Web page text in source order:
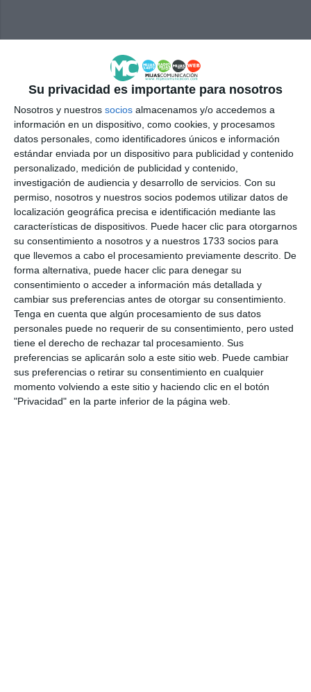
Su privacidad es importante para nosotros
Nosotros y nuestros socios almacenamos y/o accedemos a
información en un dispositivo, como cookies, y procesamos
datos personales, como identificadores únicos e información
estándar enviada por un dispositivo para publicidad y contenido
personalizado, medición de publicidad y contenido,
investigación de audiencia y desarrollo de servicios. Con su
permiso, nosotros y nuestros socios podemos utilizar datos de
localización geográfica precisa e identificación mediante las
características de dispositivos. Puede hacer clic para otorgarnos
su consentimiento a nosotros y a nuestros 1733 socios para
que llevemos a cabo el procesamiento previamente descrito. De
forma alternativa, puede hacer clic para denegar su
consentimiento o acceder a información más detallada y
cambiar sus preferencias antes de otorgar su consentimiento.
Tenga en cuenta que algún procesamiento de sus datos
personales puede no requerir de su consentimiento, pero usted
tiene el derecho de rechazar tal procesamiento. Sus
preferencias se aplicarán solo a este sitio web. Puede cambiar
sus preferencias o retirar su consentimiento en cualquier
momento volviendo a este sitio y haciendo clic en el botón
"Privacidad" en la parte inferior de la página web.
Comparte esta noticia desde el siguiente enlace:
https://mijascom.com/?a=38719
MIJAS EXPOSICIÓN ACUARELA